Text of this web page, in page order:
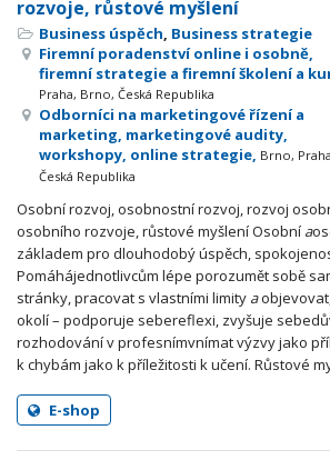
rozvoje, růstové myšlení
Business úspěch, Business strategie
Firemní poradenství online i osobně,
firemní strategie a firemní školení a
Praha, Brno, Česká Republika
Odborníci na marketingové řízení a
marketing, marketingové audity,
workshopy, online strategie, Brno,
Česká Republika
Osobní rozvoj, osobnostní rozvoj, rozvoj
osobního rozvoje, růstové myšlení Osobní a
základem pro dlouhodobý úspěch,
Pomáhájednotlivcům lépe porozumět sobě
stránky, pracovat s vlastními limity a
okolí – podporuje sebereflexi, zvyšuje
rozhodování v profesnímvnímat výzvy jako
k chybám jako k příležitosti k učení. Růstové
E-shop